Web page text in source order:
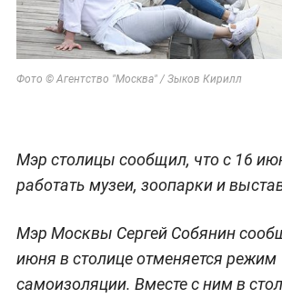
Фото © Агентство "Москва" / Зыков Кирилл
Мэр столицы сообщил, что с 16
работать музеи, зоопарки и
Мэр Москвы Сергей Собянин
июня в столице отменяется режим
самоизоляции. Вместе с ним в